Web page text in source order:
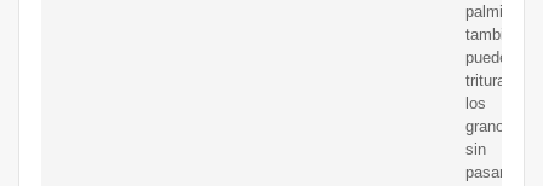
palmiste
también
puede
triturar
los
granos
sin
pasar